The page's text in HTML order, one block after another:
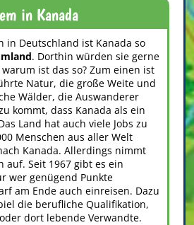
in Kanada
in Deutschland ist Kanada so
. Dorthin würden sie gerne
ist das so? Zum einen ist
Natur, die große Weite und
Wälder, die Auswanderer
kommt, dass Kanada als ein
Land hat auch viele Jobs zu
Menschen aus aller Welt
Kanada. Allerdings nimmt
auf. Seit 1967 gibt es ein
wer genügend Punkte
am Ende auch einreisen. Dazu
die berufliche Qualifikation,
dort lebende Verwandte.